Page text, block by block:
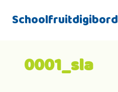
Schoolfruitdigibord
0001_sla